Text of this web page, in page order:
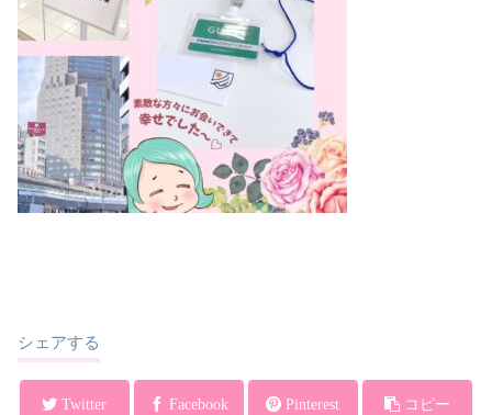
シェアする
Twitter Facebook Pinterest コピー